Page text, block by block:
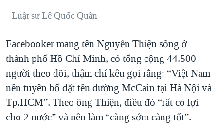
Luật sư Lê Quốc Quân
Facebooker mang tên Nguyễn Thiện sống ở
thành phố Hồ Chí Minh, có tổng cộng 44.500
người theo dõi, thậm chí kêu gọi rằng: “Việt Nam
nên tuyên bố đặt tên đường McCain tại Hà Nội và
Tp.HCM”. Theo ông Thiện, điều đó “rất có lợi
cho 2 nước” và nên làm “càng sớm càng tốt”.